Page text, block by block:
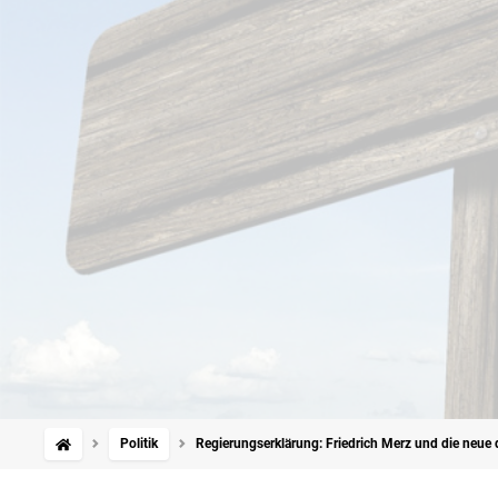
Politik Regierungserklärung: Friedrich Merz und die neue